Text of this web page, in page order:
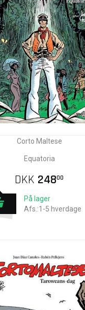
Corto Maltese
Equatoria
DKK 24800
På lager
Afs.:1-5 hverdage